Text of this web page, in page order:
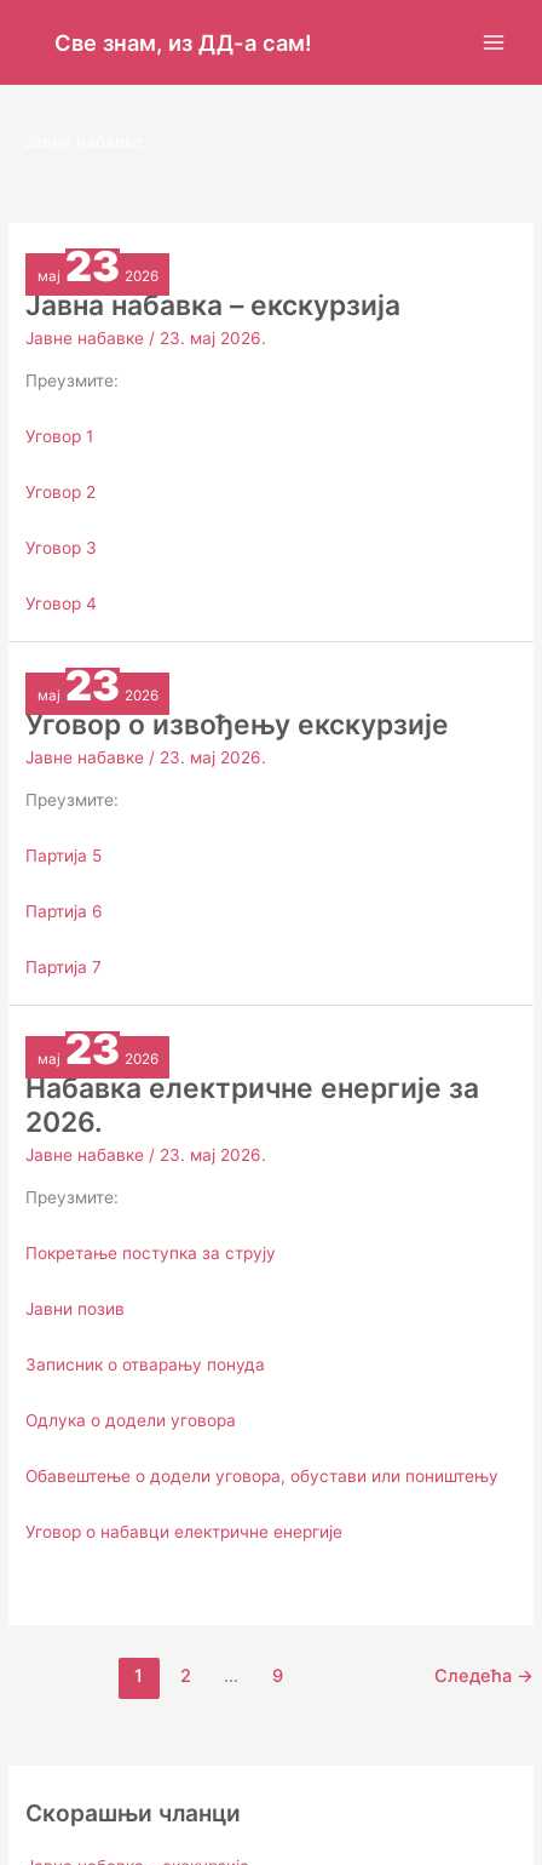
Све знам, из ДД-а сам!
мај 23 2026
Јавна набавка – екскурзија
Јавне набавке / 23. мај 2026.
Преузмите:
Уговор 1
Уговор 2
Уговор 3
Уговор 4
мај 23 2026
Уговор о извођењу екскурзије
Јавне набавке / 23. мај 2026.
Преузмите:
Партија 5
Партија 6
Партија 7
мај 23 2026
Набавка електричне енергије за
2026.
Јавне набавке / 23. мај 2026.
Преузмите:
Покретање поступка за струју
Јавни позив
Записник о отварању понуда
Одлука о додели уговора
Обавештење о додели уговора, обустави или поништењу
Уговор о набавци електричне енергије
1 2 … 9 Следећа →
Скорашњи чланци